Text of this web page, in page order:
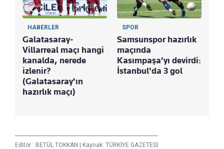
HABERLER
Galatasaray-
Villarreal maçı hangi
kanalda, nerede
izlenir?
(Galatasaray'ın
hazırlık maçı)
SPOR
Samsunspor hazırlık
maçında
Kasımpaşa'yı devirdi:
İstanbul'da 3 gol
Editör : BETÜL TOKKAN | Kaynak: TÜRKİYE GAZETESİ